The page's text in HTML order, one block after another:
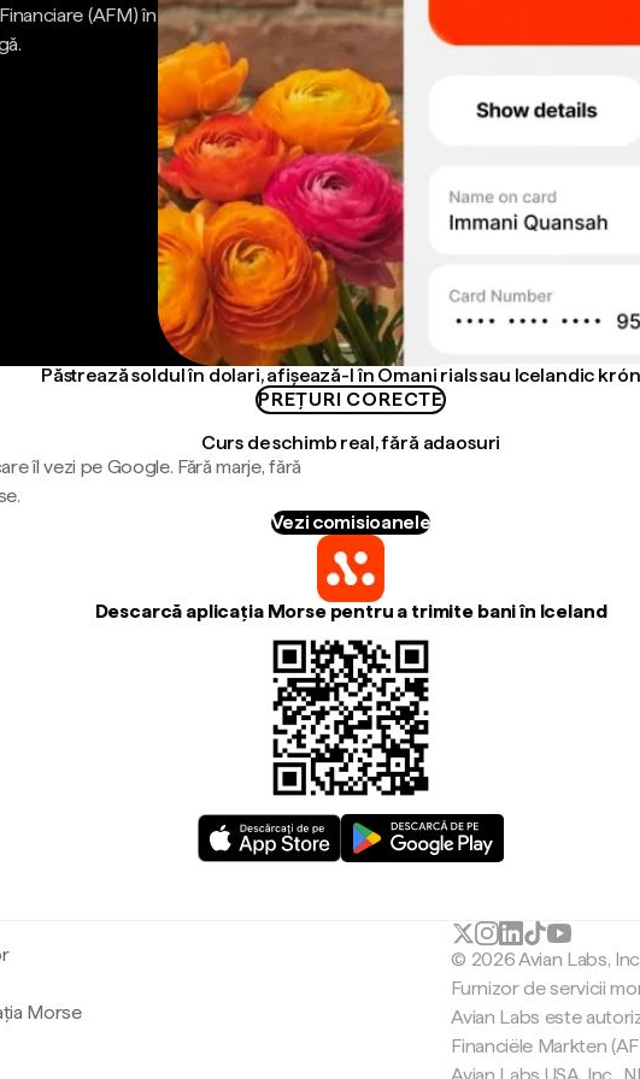
(AFM) în
Păstrează soldul în dolari, afișează-l în Omani rials sau Icelandic
PREȚURI CORECTE
Curs de schimb real, fără adaosuri
îl vezi pe Google. Fără marje, fără
Vezi comisioanele
Descarcă aplicația Morse pentru a trimite bani în Iceland
Morse
© 2026 Avian Labs, Inc
Furnizor de servicii
Avian Labs este
Financiële Markten